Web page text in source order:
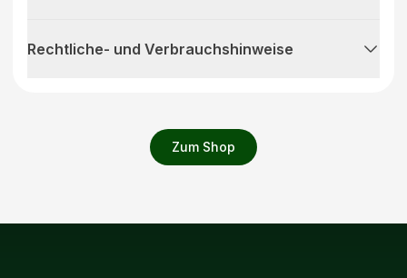
Zum Shop
Rechtliche- und Verbrauchshinweise